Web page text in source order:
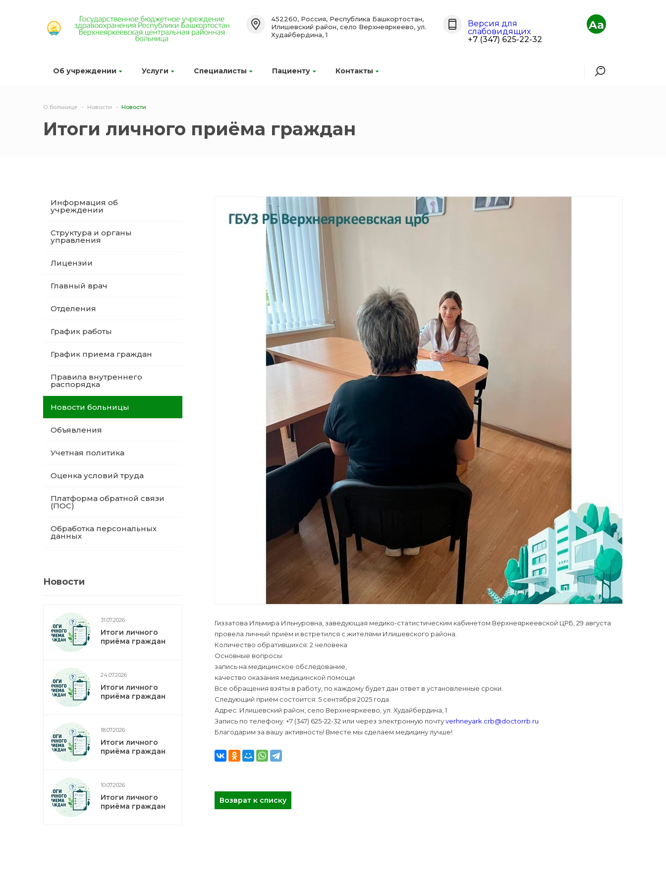
Об учреждении Услуги Специалисты Пациенту Контакты
452260, Россия, Республика Башкортостан,
Илишевский район, село Верхнеяркеево, ул.
Худайбердина, 1
Версия для
слабовидящих
+7 (347) 625-22-32
Aa
О больнице Новости Новости
Итоги личного приёма граждан
Информация об
учреждении
Структура и органы
управления
Лицензии
Главный врач
Отделения
График работы
График приема граждан
Правила внутреннего
распорядка
Новости больницы
Объявления
Учетная политика
Оценка условий труда
Платформа обратной связи
(ПОС)
Обработка персональных
данных
Новости
31.07.2026
Итоги личного
приёма граждан
24.07.2026
Итоги личного
приёма граждан
18.07.2026
Итоги личного
приёма граждан
10.07.2026
Итоги личного
приёма граждан
Гиззатова Ильмира Ильнуровна, заведующая медико-статистическим кабинетом Верхнеяркеевской ЦРБ, 29 августа
провела личный приём и встретился с жителями Илишевского района.
Количество обратившихся: 2 человека
Основные вопросы:
запись на медицинское обследование,
качество оказания медицинской помощи
Все обращения взяты в работу, по каждому будет дан ответ в установленные сроки.
Следующий приём состоится: 5 сентября 2025 года
Адрес: Илишевский район, село Верхнеяркеево, ул. Худайбердина, 1
Запись по телефону: +7 (347) 625-22-32 или через электронную почтуverhneyark.crb@doctorrb.ru
Благодарим за вашу активность! Вместе мы сделаем медицину лучше!
Возврат к списку